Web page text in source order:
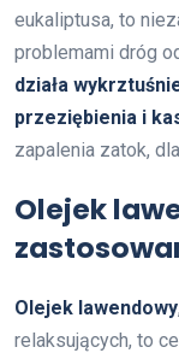
eukaliptusa, to
problemami dróg
działa
przeziębienia i
zapalenia zatok,
Olejek
Olejek lawendowy
relaksujących, to